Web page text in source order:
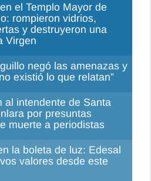
el Templo Mayor de
rompieron vidrios,
y destruyeron una
Virgen
negó las amenazas y
existió lo que relatan”
al intendente de Santa
por presuntas
muerte a periodistas
la boleta de luz: Edesal
valores desde este